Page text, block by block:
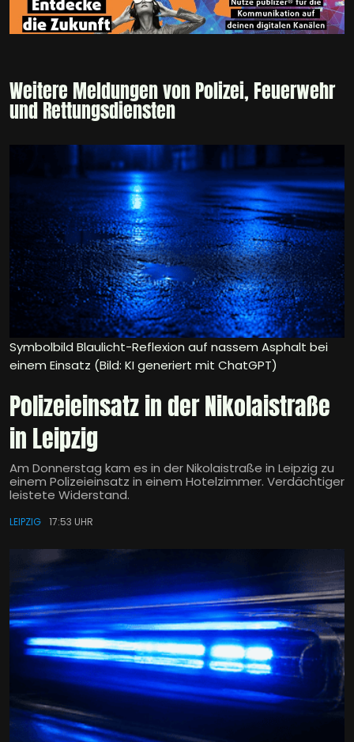
Weitere Meldungen von Polizei, Feuerwehr
und Rettungsdiensten
Symbolbild Blaulicht-Reflexion auf nassem Asphalt bei
einem Einsatz (Bild: KI generiert mit ChatGPT)
Polizeieinsatz in der Nikolaistraße
in Leipzig
Am Donnerstag kam es in der Nikolaistraße in Leipzig zu
einem Polizeieinsatz in einem Hotelzimmer. Verdächtiger
leistete Widerstand.
LEIPZIG 17:53 UHR